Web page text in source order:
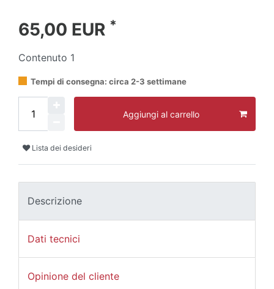
65,00 EUR *
Contenuto 1
Tempi di consegna: circa 2-3 settimane
Aggiungi al carrello
Lista dei desideri
Descrizione
Dati tecnici
Opinione del cliente